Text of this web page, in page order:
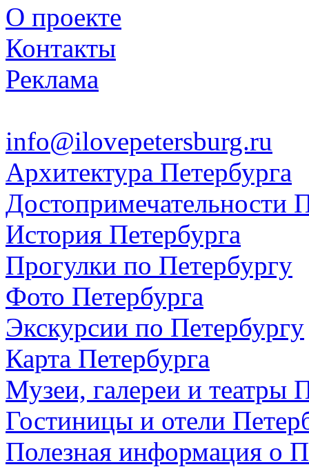
О проекте
Контакты
Реклама
info@ilovepetersburg.ru
Архитектура Петербурга
Достопримечательности
История Петербурга
Прогулки по Петербургу
Фото Петербурга
Экскурсии по Петербургу
Карта Петербурга
Музеи, галереи и театры
Гостиницы и отели
Полезная информация о